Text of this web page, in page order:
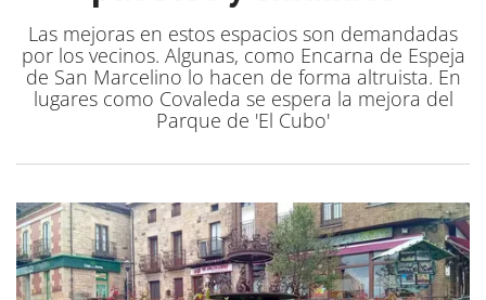
Las mejoras en estos espacios son demandadas
por los vecinos. Algunas, como Encarna de Espeja
de San Marcelino lo hacen de forma altruista. En
lugares como Covaleda se espera la mejora del
Parque de 'El Cubo'